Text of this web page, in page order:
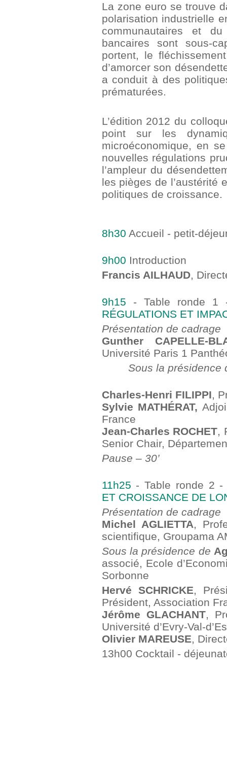
La zone euro se trouve
polarisation industrielle
communautaires et
bancaires sont sous-
portent, le
d’amorcer son
a conduit à des
prématurées.
L’édition 2012 du
point sur les
microéconomique, en
nouvelles régulations
l’ampleur du
les pièges de l’austérité
politiques de croissance.
8h30 Accueil - petit-
9h00 Introduction
Francis AILHAUD,
9h15 - Table ronde
RÉGULATIONS ET
Présentation de cadrage
Gunther CAPELLE-
Université Paris 1
Sous la présidence
Charles-Henri FILIPPI,
Sylvie MATHÉRAT,
France
Jean-Charles ROCHET,
Senior Chair,
Pause – 30’
11h25 - Table ronde 2
ET CROISSANCE DE
Présentation de cadrage
Michel AGLIETTA,
scientifique, Groupama
Sous la présidence de
associé, Ecole
Sorbonne
Hervé SCHRICKE,
Président, Association
Jérôme GLACHANT,
Université d’Evry-Val-
Olivier MAREUSE,
13h00 Cocktail -